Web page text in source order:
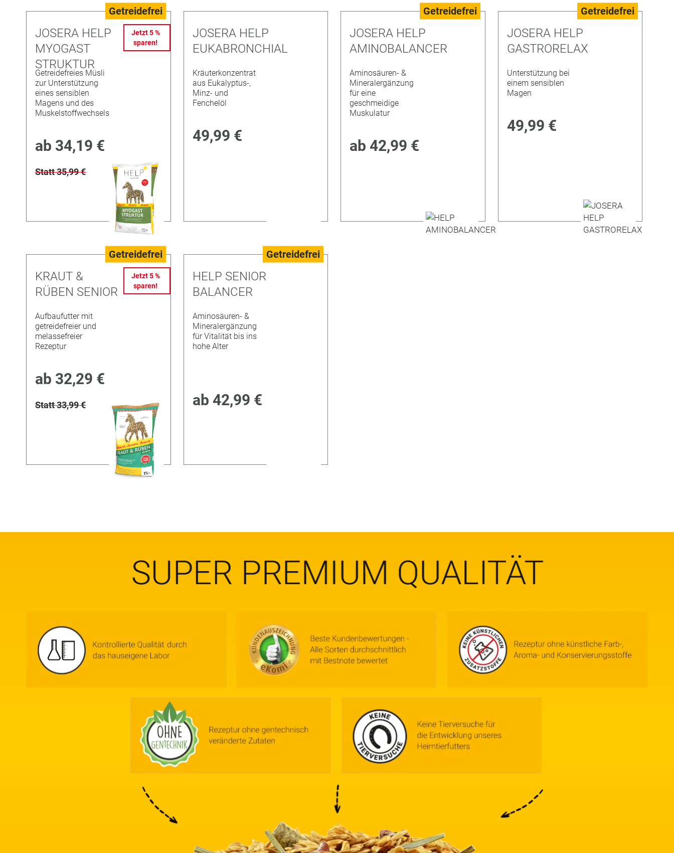
Getreidefrei
Jetzt 5 %
sparen!
JOSERA HELP
MYOGAST
STRUKTUR
Getreidefreies Müsli
zur Unterstützung
eines sensiblen
Magens und des
Muskelstoffwechsels
ab 34,19 €
Statt 35,99 €
JOSERA HELP
EUKABRONCHIAL
Kräuterkonzentrat
aus Eukalyptus-,
Minz- und
Fenchelöl
49,99 €
Getreidefrei
JOSERA HELP
AMINOBALANCER
Aminosäuren- &
Mineralergänzung
für eine
geschmeidige
Muskulatur
ab 42,99 €
Getreidefrei
JOSERA HELP
GASTRORELAX
Unterstützung bei
einem sensiblen
Magen
49,99 €
Getreidefrei
Jetzt 5 %
sparen!
KRAUT &
RÜBEN SENIOR
Aufbaufutter mit
getreidefreier und
melassefreier
Rezeptur
ab 32,29 €
Statt 33,99 €
Getreidefrei
HELP SENIOR
BALANCER
Aminosäuren- &
Mineralergänzung
für Vitalität bis ins
hohe Alter
ab 42,99 €